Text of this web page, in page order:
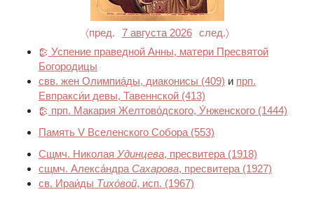
〈пред. 7 августа 2026
след.〉
Успение праведной Анны, матери Пресвятой
Богородицы
свв. жен Олимпиа́ды, диаконисы (409) и прп.
Евпракси́и девы, Тавеннской (413)
прп. Макария Желтово́дского, У́нженского (1444)
Память V Вселенского Собора (553)
Сщмч. Николая Удинцева, пресвитера (1918)
сщмч. Алекса́ндра Сахарова, пресвитера (1927)
св. Ираи́ды Тихо́вой, исп. (1967)